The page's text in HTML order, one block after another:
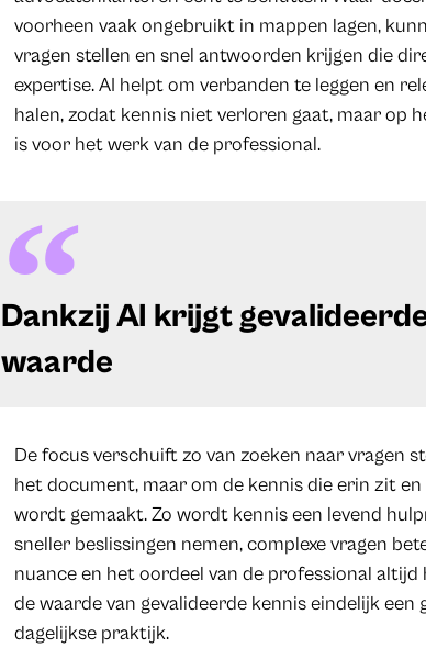
voorheen vaak ongebruikt in mappen lagen,
vragen stellen en snel antwoorden krijgen die
expertise. AI helpt om verbanden te leggen en
halen, zodat kennis niet verloren gaat, maar op
is voor het werk van de professional.
Dankzij AI krijgt
waarde
De focus verschuift zo van zoeken naar vragen
het document, maar om de kennis die erin zit
wordt gemaakt. Zo wordt kennis een levend
sneller beslissingen nemen, complexe vragen
nuance en het oordeel van de professional
de waarde van gevalideerde kennis eindelijk een
dagelijkse praktijk.